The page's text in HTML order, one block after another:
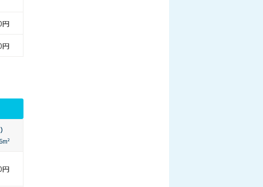
円
円
円